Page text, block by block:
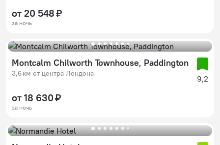
от 20 548 ₽
за ночь
Montcalm Chilworth Townhouse, Paddington
3,6 км от центра Лондона
9,2
от 18 630 ₽
за ночь